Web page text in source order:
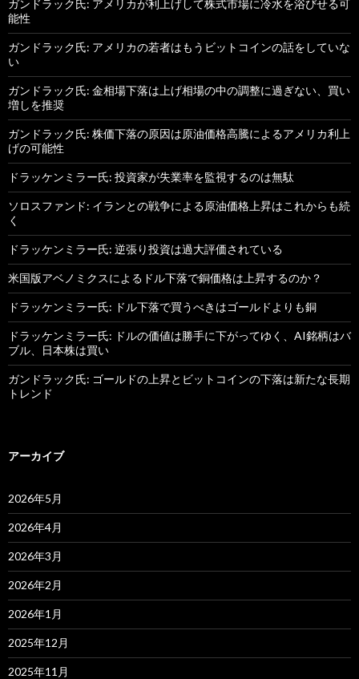
ガンドラック氏: アメリカが利上げして株式市場に冷水を浴びせる可
能性
ガンドラック氏: アメリカの若者はもうビットコインの話をしていな
い
ガンドラック氏: 金相場下落は上げ相場の中の調整に過ぎない、買い
増しを推奨
ガンドラック氏: 株価下落の原因は原油価格高騰によるアメリカ利上
げの可能性
ドラッケンミラー氏: 投資家が失業率を監視するのは無駄
ソロスファンド: イランとの戦争による原油価格上昇はこれからも続
く
ドラッケンミラー氏: 逆張り投資は過大評価されている
米国版アベノミクスによるドル下落で銅価格は上昇するのか？
ドラッケンミラー氏: ドル下落で買うべきはゴールドよりも銅
ドラッケンミラー氏: ドルの価値は勝手に下がってゆく、AI銘柄はバ
ブル、日本株は買い
ガンドラック氏: ゴールドの上昇とビットコインの下落は新たな長期
トレンド
アーカイブ
2026年5月
2026年4月
2026年3月
2026年2月
2026年1月
2025年12月
2025年11月